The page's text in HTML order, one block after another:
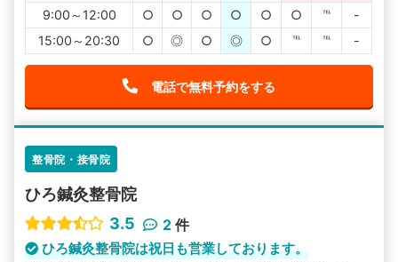
9:00～12:00
○ ○ ○ ○ ○ ○ ℡
-
15:00～20:30
○ ◎ ○ ◎ ○ ℡ ℡ -
電話で無料予約をする
整骨院・接骨院
ひろ鍼灸整骨院
3.5
2 件
ひろ鍼灸整骨院は祝日も営業しております。